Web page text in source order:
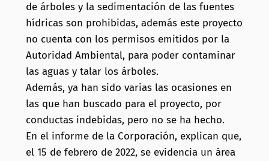
de árboles y la sedimentación de las fuentes
hídricas son prohibidas, además este proyecto
no cuenta con los permisos emitidos por la
Autoridad Ambiental, para poder contaminar
las aguas y talar los árboles.
Además, ya han sido varias las ocasiones en
las que han buscado para el proyecto, por
conductas indebidas, pero no se ha hecho.
En el informe de la Corporación, explican que,
el 15 de febrero de 2022, se evidencia un área